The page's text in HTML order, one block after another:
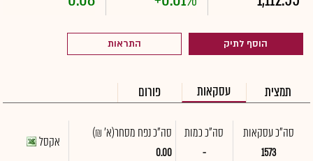
הוסף לתיק התראות
תמצית עסקאות פורום
סה"כ עסקאות
1573
סה"כ כמות
-
סה"כ נפח מסחר(א' ₪)
0.00
אקסל